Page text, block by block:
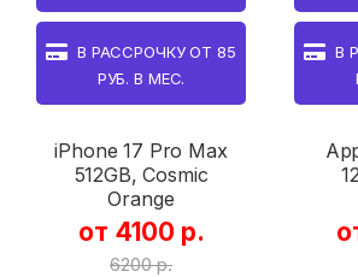
В РАССРОЧКУ ОТ85
РУБ. В МЕС.
iPhone 17 Pro Max
512GB, Cosmic
Orange
от 4100 р.
6200 р.
В